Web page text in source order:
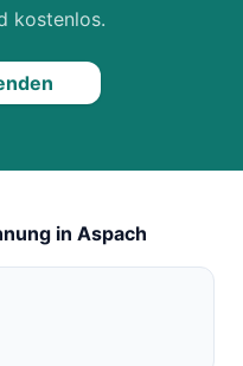
kostenlos.
in Aspach